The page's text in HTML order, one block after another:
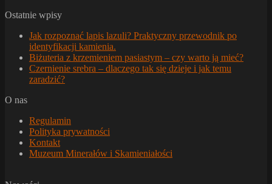
Ostatnie wpisy
Jak rozpoznać lapis lazuli? Praktyczny przewodnik po
identyfikacji kamienia.
Biżuteria z krzemieniem pasiastym – czy warto ją mieć?
Czernienie srebra – dlaczego tak się dzieje i jak temu
zaradzić?
O nas
Regulamin
Polityka prywatności
Kontakt
Muzeum Minerałów i Skamieniałości